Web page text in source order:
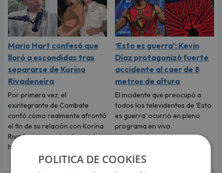
Mario Hart confesó que
lloró a escondidas tras
separarse de Korina
Rivadeneira
Por primera vez, el
exintegrante de Combate
contó cómo realmente afrontó
el fin de su relación con Korina
Rivadeneira, madre de sus dos
hijos.
‘Esto es guerra’: Kevin
Díaz protagonizó fuerte
accidente al caer de 8
metros de altura
El incidente que preocupó a
todos los televidentes de 'Esto
es guerra' ocurrió en pleno
programa en vivo.
POLITICA DE COOKIES